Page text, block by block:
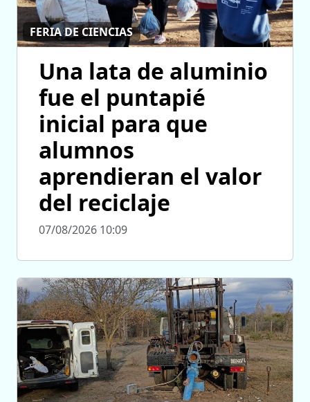
FERIA DE CIENCIAS
Una lata de aluminio
fue el puntapié
inicial para que
alumnos
aprendieran el valor
del reciclaje
07/08/2026 10:09